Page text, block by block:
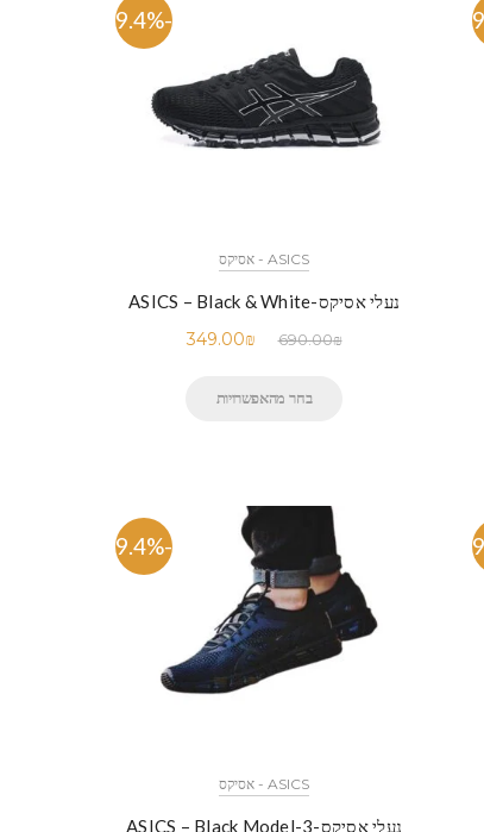
-49.4%
ASICS - אסיקס
נעלי אסיקס-ASICS – Black & White
690.00₪
349.00₪
בחר מהאפשרויות
-49.4%
ASICS - אסיקס
נעלי אסיקס-ASICS – Black Model-3